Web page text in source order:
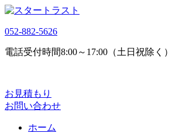
052-882-5626
電話受付時間8:00～17:00（土日祝除く）
お見積もり
お問い合わせ
ホーム